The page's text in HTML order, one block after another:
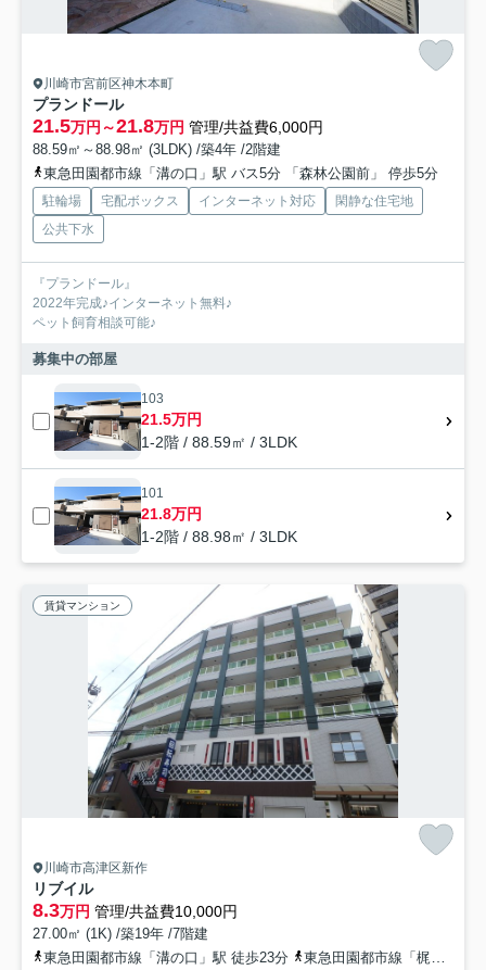
川崎市宮前区神木本町
プランドール
21.5万円～21.8万円 管理/共益費6,000円
88.59㎡～88.98㎡ (3LDK) /築4年 /2階建
東急田園都市線「溝の口」駅 バス5分 「森林公園前」 停歩5分
駐輪場 宅配ボックス インターネット対応
閑静な住宅地
公共下水
『プランドール』
2022年完成♪インターネット無料♪
ペット飼育相談可能♪
募集中の部屋
103
21.5万円
1-2階 / 88.59㎡ / 3LDK
101
21.8万円
1-2階 / 88.98㎡ / 3LDK
賃貸マンション
川崎市高津区新作
リブイル
8.3万円 管理/共益費10,000円
27.00㎡ (1K) /築19年 /7階建
東急田園都市線「溝の口」駅 徒歩23分
東急田園都市線「梶が谷」駅 徒歩21分